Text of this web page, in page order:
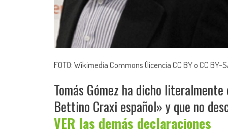
FOTO: Wikimedia Commons (licencia CC BY o CC BY-
Tomás Gómez ha dicho
Bettino Craxi español» y que no
VER las demás declaraciones